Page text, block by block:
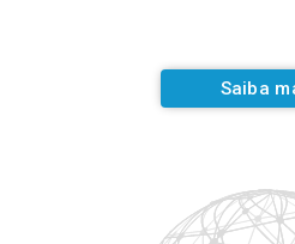
Saiba